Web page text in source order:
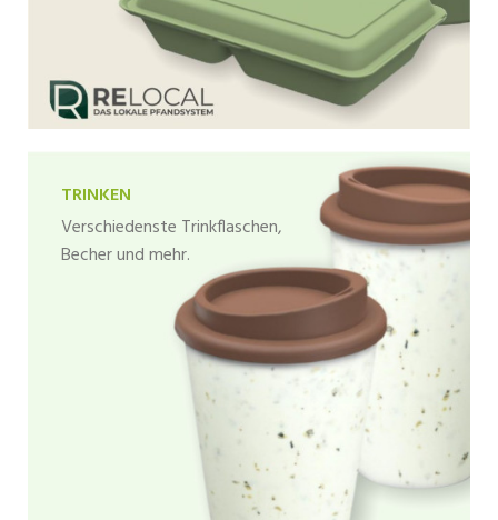
TRINKEN
Verschiedenste Trinkflaschen,
Becher und mehr.